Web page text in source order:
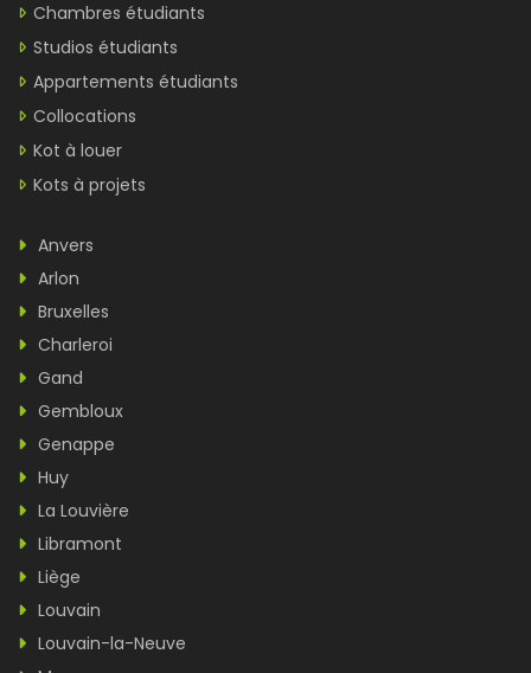
Chambres étudiants
Studios étudiants
Appartements étudiants
Collocations
Kot à louer
Kots à projets
Anvers
Arlon
Bruxelles
Charleroi
Gand
Gembloux
Genappe
Huy
La Louvière
Libramont
Liège
Louvain
Louvain-la-Neuve